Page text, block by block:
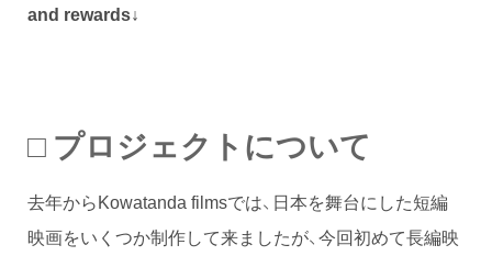
and rewards↓
□ プロジェクトについて
去年からKowatanda filmsでは、日本を舞台にした短編
映画をいくつか制作して来ましたが、今回初めて長編映